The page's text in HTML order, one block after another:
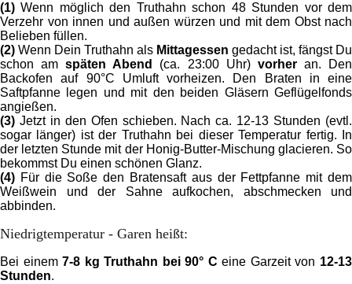
(1) Wenn möglich den Truthahn schon 48 Stunden vor dem
Verzehr von innen und außen würzen und mit dem Obst nach
Belieben füllen.
(2) Wenn Dein Truthahn als Mittagessen gedacht ist, fängst Du
schon amspäten Abend (ca. 23:00 Uhr) vorheran. Den
Backofen auf 90°C Umluft vorheizen. Den Braten in eine
Saftpfanne legen und mit den beiden Gläsern Geflügelfonds
angießen.
(3) Jetzt in den Ofen schieben. Nach ca. 12-13 Stunden (evtl.
sogar länger) ist der Truthahn bei dieser Temperatur fertig. In
der letzten Stunde mit der Honig-Butter-Mischung glacieren. So
bekommst Du einen schönen Glanz.
(4) Für die Soße den Bratensaft aus der Fettpfanne mit dem
Weißwein und der Sahne aufkochen, abschmecken und
abbinden.
Niedrigtemperatur - Garen heißt:
Bei einem7-8 kg Truthahn bei 90° C eine Garzeit von 12-13
Stunden.